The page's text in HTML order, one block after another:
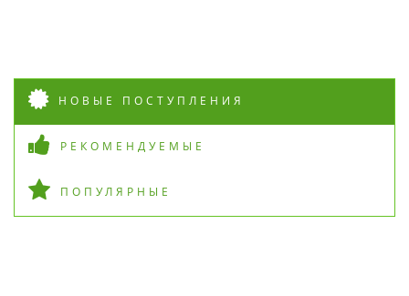
НОВЫЕ ПОСТУПЛЕНИЯ
РЕКОМЕНДУЕМЫЕ
ПОПУЛЯРНЫЕ